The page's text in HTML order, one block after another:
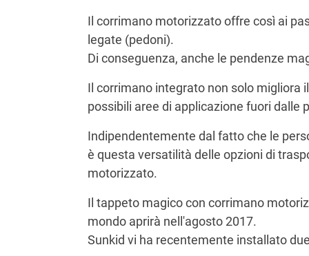
Il corrimano motorizzato offre così ai
legate (pedoni).
Di conseguenza, anche le pendenze
Il corrimano integrato non solo migliora
possibili aree di applicazione fuori dalle
Indipendentemente dal fatto che le
è questa versatilità delle opzioni di
motorizzato.
Il tappeto magico con corrimano
mondo aprirà nell'agosto 2017.
Sunkid vi ha recentemente installato